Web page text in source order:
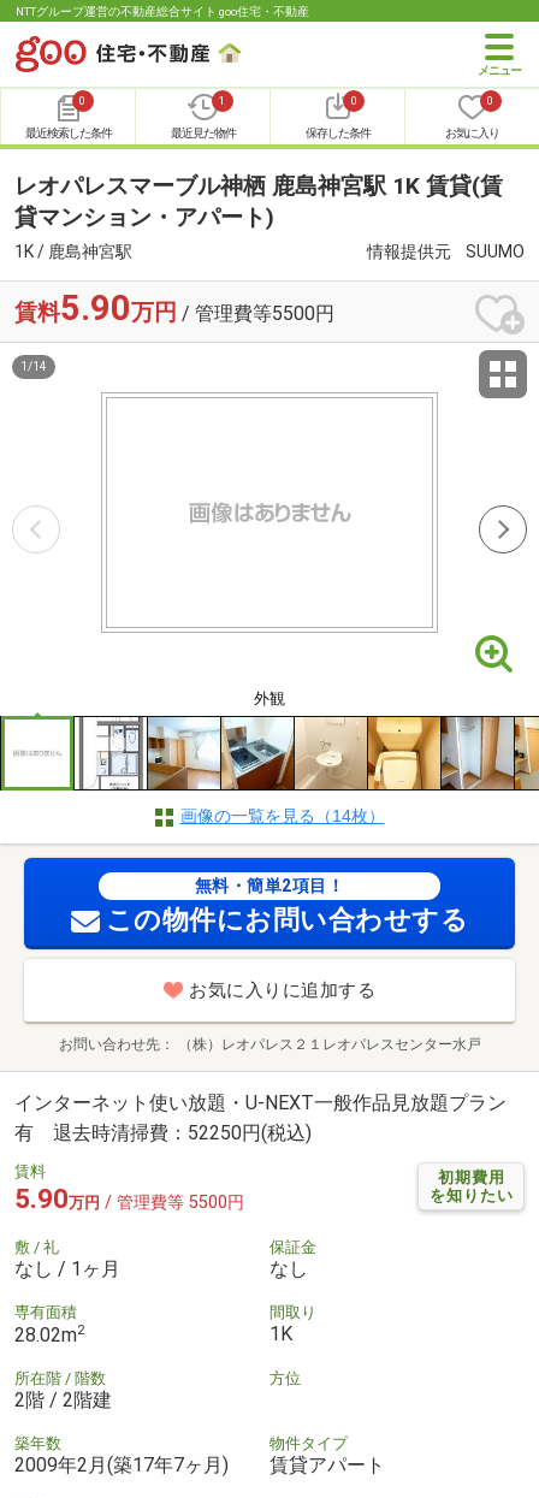
NTTグループ運営の不動産総合サイト goo住宅・不動産
0
最近検索した条件
1
最近見た物件
0
保存した条件
0
お気に入り
レオパレスマーブル神栖 鹿島神宮駅 1K 賃貸(賃
貸マンション・アパート)
1K / 鹿島神宮駅 情報提供元 SUUMO
賃料5.90万円 / 管理費等5500円
外観
1 /14
画像の一覧を見る（14枚）
無料・簡単2項目！
この物件にお問い合わせする
お気に入りに追加する
お問い合わせ先 （株）レオパレス２１レオパレスセンター水戸
インターネット使い放題・U-NEXT一般作品見放題プラン
有 退去時清掃費：52250円(税込)
初期費用
を知りたい
賃料
5.90万円 / 管理費等 5500円
敷 / 礼
なし / 1ヶ月
保証金
なし
専有面積
28.02m2
間取り
1K
所在階 / 階数
2階 / 2階建
方位
築年数
2009年2月(築17年7ヶ月)
物件タイプ
賃貸アパート